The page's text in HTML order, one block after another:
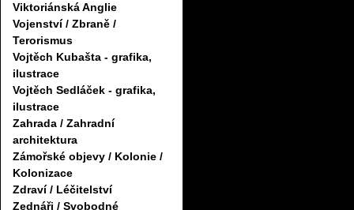
Viktoriánská Anglie
Vojenství / Zbraně /
Terorismus
Vojtěch Kubašta - grafika,
ilustrace
Vojtěch Sedláček - grafika,
ilustrace
Zahrada / Zahradní
architektura
Zámořské objevy / Kolonie /
Kolonizace
Zdraví / Léčitelství
Zednáři / Svobodné